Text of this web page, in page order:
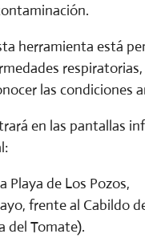
herramienta está
las condiciones
en las pantallas
Playa de Los Pozos,
frente al Cabildo
del Tomate).